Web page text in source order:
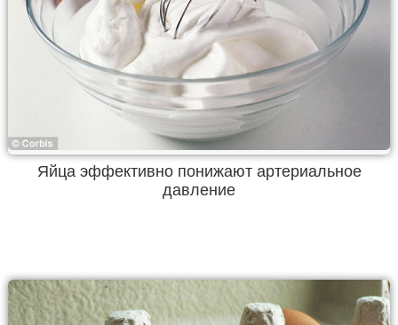
Яйца эффективно понижают артериальное
давление